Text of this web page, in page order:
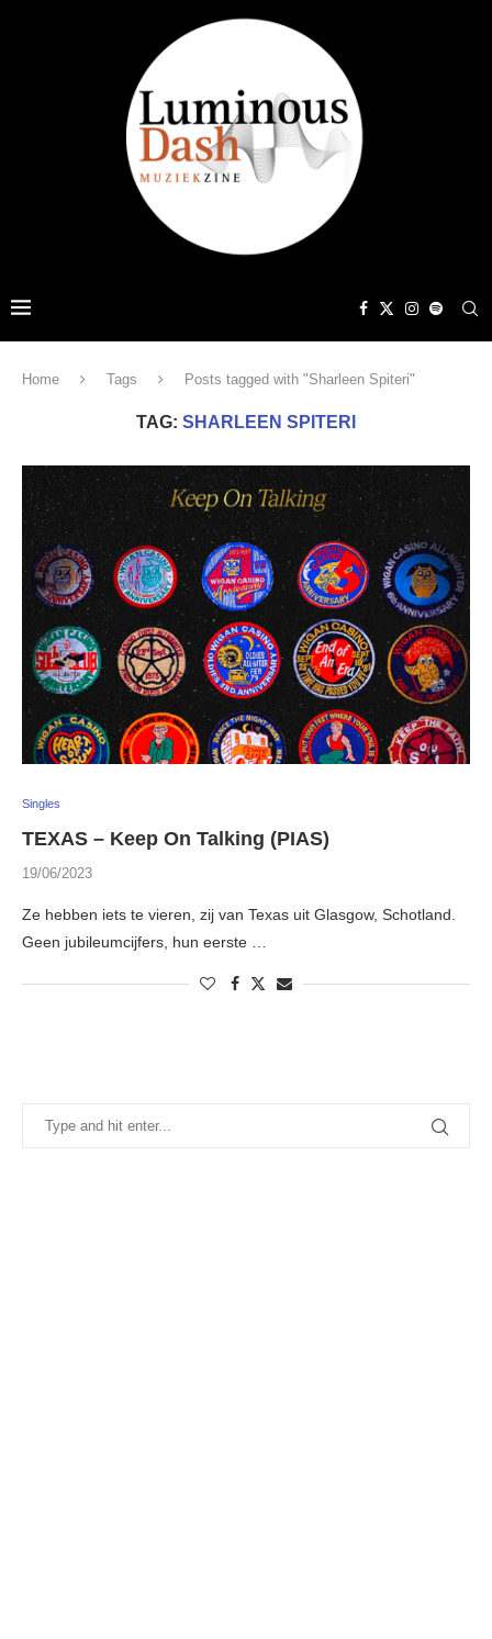
Home Tags Posts tagged with "Sharleen Spiteri"
TAG: SHARLEEN SPITERI
Singles
TEXAS – Keep On Talking (PIAS)
19/06/2023
Ze hebben iets te vieren, zij van Texas uit Glasgow, Schotland.
Geen jubileumcijfers, hun eerste …